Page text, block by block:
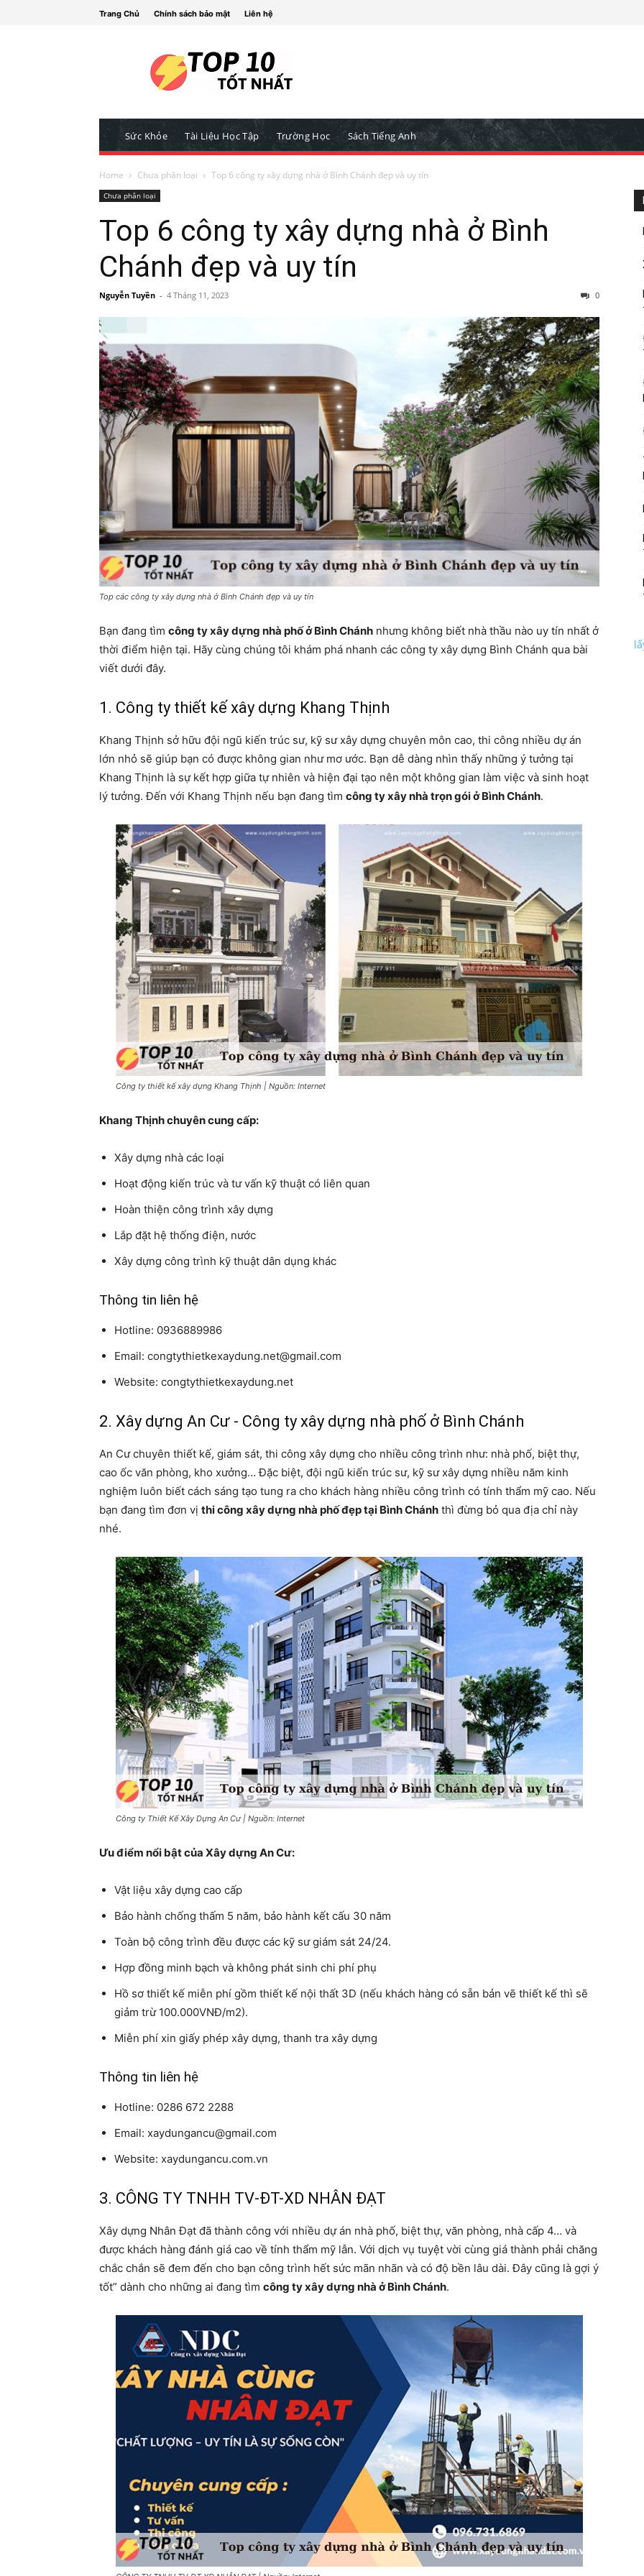
Trang Chủ Chính sách bảo mật Liên hệ
Sức Khỏe Tài Liệu Học Tập Trường Học Sách Tiếng Anh
Home Chưa phân loại Top 6 công ty xây dựng nhà ở Bình Chánh đẹp và uy tín
Chưa phân loại
Top 6 công ty xây dựng nhà ở Bình
Chánh đẹp và uy tín
Nguyễn Tuyền - 4 Tháng 11, 2023 0
Top các công ty xây dựng nhà ở Bình Chánh đẹp và uy tín
Bạn đang tìm công ty xây dựng nhà phố ở Bình Chánh nhưng không biết nhà thầu nào uy tín nhất ở
thời điểm hiện tại. Hãy cùng chúng tôi khám phá nhanh các công ty xây dựng Bình Chánh qua bài
viết dưới đây.
1. Công ty thiết kế xây dựng Khang Thịnh
Khang Thịnh sở hữu đội ngũ kiến trúc sư, kỹ sư xây dựng chuyên môn cao, thi công nhiều dự án
lớn nhỏ sẽ giúp bạn có được không gian như mơ ước. Bạn dễ dàng nhìn thấy những ý tưởng tại
Khang Thịnh là sự kết hợp giữa tự nhiên và hiện đại tạo nên một không gian làm việc và sinh hoạt
lý tưởng. Đến với Khang Thịnh nếu bạn đang tìm công ty xây nhà trọn gói ở Bình Chánh.
Công ty thiết kế xây dựng Khang Thịnh | Nguồn: Internet
Khang Thịnh chuyên cung cấp:
Xây dựng nhà các loại
Hoạt động kiến trúc và tư vấn kỹ thuật có liên quan
Hoàn thiện công trình xây dựng
Lắp đặt hệ thống điện, nước
Xây dựng công trình kỹ thuật dân dụng khác
Thông tin liên hệ
Hotline: 0936889986
Email: congtythietkexaydung.net@gmail.com
Website: congtythietkexaydung.net
2. Xây dựng An Cư - Công ty xây dựng nhà phố ở Bình Chánh
An Cư chuyên thiết kế, giám sát, thi công xây dựng cho nhiều công trình như: nhà phố, biệt thự,
cao ốc văn phòng, kho xưởng… Đặc biệt, đội ngũ kiến trúc sư, kỹ sư xây dựng nhiều năm kinh
nghiệm luôn biết cách sáng tạo tung ra cho khách hàng nhiều công trình có tính thẩm mỹ cao. Nếu
bạn đang tìm đơn vị thi công xây dựng nhà phố đẹp tại Bình Chánh thì đừng bỏ qua địa chỉ này
nhé.
Công ty Thiết Kế Xây Dựng An Cư | Nguồn: Internet
Ưu điểm nổi bật của Xây dựng An Cư:
Vật liệu xây dựng cao cấp
Bảo hành chống thấm 5 năm, bảo hành kết cấu 30 năm
Toàn bộ công trình đều được các kỹ sư giám sát 24/24.
Hợp đồng minh bạch và không phát sinh chi phí phụ
Hồ sơ thiết kế miễn phí gồm thiết kế nội thất 3D (nếu khách hàng có sẵn bản vẽ thiết kế thì sẽ
giảm trừ 100.000VNĐ/m2).
Miễn phí xin giấy phép xây dựng, thanh tra xây dựng
Thông tin liên hệ
Hotline: 0286 672 2288
Email: xaydungancu@gmail.com
Website: xaydungancu.com.vn
3. CÔNG TY TNHH TV-ĐT-XD NHÂN ĐẠT
Xây dựng Nhân Đạt đã thành công với nhiều dự án nhà phố, biệt thự, văn phòng, nhà cấp 4… và
được khách hàng đánh giá cao về tính thẩm mỹ lẫn. Với dịch vụ tuyệt vời cùng giá thành phải chăng
chắc chắn sẽ đem đến cho bạn công trình hết sức mãn nhãn và có độ bền lâu dài. Đây cũng là gợi ý
tốt” dành cho những ai đang tìm công ty xây dựng nhà ở Bình Chánh.